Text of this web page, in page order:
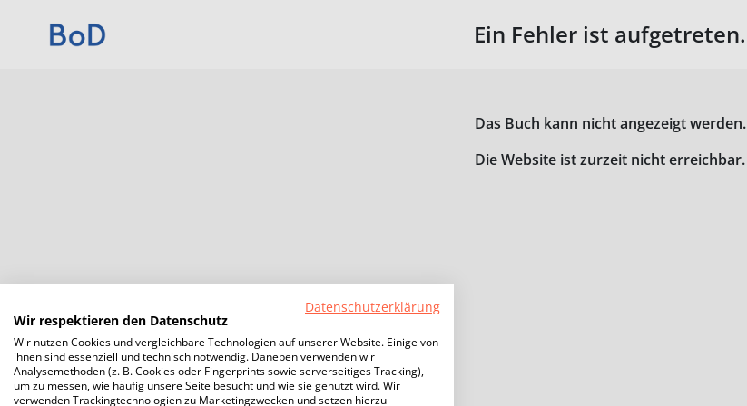
Ein Fehler ist aufgetreten.
Das Buch kann nicht angezeigt werden.
Die Website ist zurzeit nicht erreichbar.
Datenschutzerklärung
Wir respektieren den Datenschutz
Wir nutzen Cookies und vergleichbare Technologien auf unserer Website. Einige von
ihnen sind essenziell und technisch notwendig. Daneben verwenden wir
Analysemethoden (z. B. Cookies oder Fingerprints sowie serverseitiges Tracking),
um zu messen, wie häufig unsere Seite besucht und wie sie genutzt wird. Wir
verwenden Trackingtechnologien zu Marketingzwecken und setzen hierzu